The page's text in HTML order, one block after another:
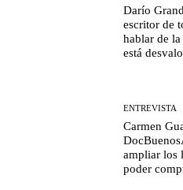
Darío
escritor de
hablar de
está
ENTREVISTA
Carmen
ampliar los
poder